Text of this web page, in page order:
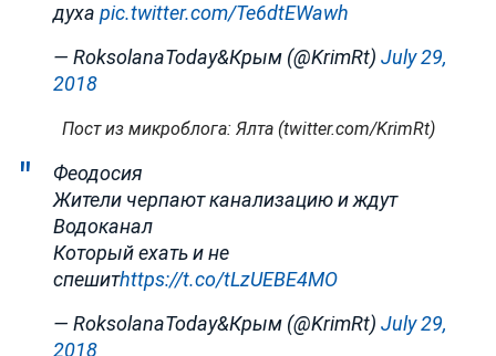
духа pic.twitter.com/Te6dtEWawh
— RoksolanaToday&Крым (@KrimRt) July 29,
2018
Пост из микроблога: Ялта (twitter.com/KrimRt)
Феодосия
Жители черпают канализацию и ждут
Водоканал
Который ехать и не
спешитhttps://t.co/tLzUEBE4MO
— RoksolanaToday&Крым (@KrimRt) July 29,
2018